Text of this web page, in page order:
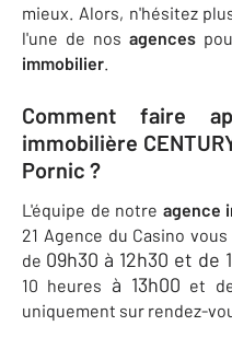
mieux. Alors, n'hésitez
l'une de nos agences
immobilier.
Comment faire
immobilière
Pornic ?
L'équipe de notre agence
21 Agence du Casino
de 09h30 à 12h30 et de
10 heures à 13h00 et
uniquement sur rendez-